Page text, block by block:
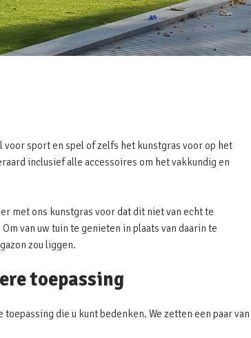
voor sport en spel of zelfs het kunstgras voor op het
inclusief alle accessoires om het vakkundig en
met ons kunstgras voor dat dit niet van echt te
van uw tuin te genieten in plaats van daarin te
zou liggen.
toepassing
die u kunt bedenken. We zetten een paar van